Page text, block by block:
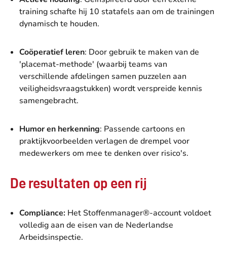
training schafte hij 10 statafels aan om de trainingen
dynamisch te houden.
Coöperatief leren: Door gebruik te maken van de
'placemat-methode' (waarbij teams van
verschillende afdelingen samen puzzelen aan
veiligheidsvraagstukken) wordt verspreide kennis
samengebracht.
Humor en herkenning: Passende cartoons en
praktijkvoorbeelden verlagen de drempel voor
medewerkers om mee te denken over risico's.
De resultaten op een rij
Compliance:Het Stoffenmanager®-account voldoet
volledig aan de eisen van de Nederlandse
Arbeidsinspectie.